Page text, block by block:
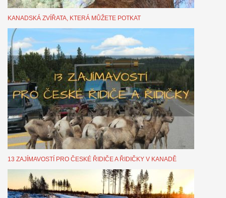
KANADSKÁ ZVÍŘATA, KTERÁ MŮŽETE POTKAT
13 ZAJÍMAVOSTÍ PRO ČESKÉ ŘIDIČE A ŘIDIČKY V KANADĚ